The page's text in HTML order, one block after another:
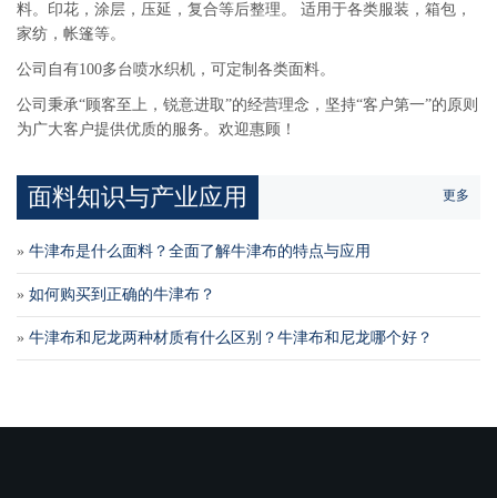
料。印花，涂层，压延，复合等后整理。 适用于各类服装，箱包，
家纺，帐篷等。
公司自有100多台喷水织机，可定制各类面料。
公司秉承“顾客至上，锐意进取”的经营理念，坚持“客户第一”的原则
为广大客户提供优质的服务。欢迎惠顾！
面料知识与产业应用 更多
» 牛津布是什么面料？全面了解牛津布的特点与应用
» 如何购买到正确的牛津布？
» 牛津布和尼龙两种材质有什么区别？牛津布和尼龙哪个好？